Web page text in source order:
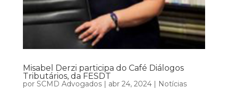
Misabel Derzi participa do Café Diálogos
Tributários, da FESDT
por SCMD Advogados| abr 24, 2024| Notícias